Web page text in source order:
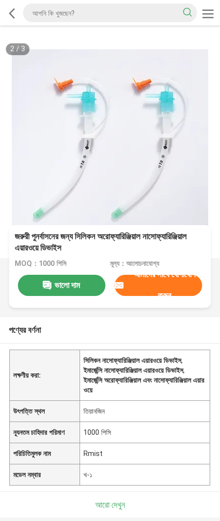
2/ 3
জরুরী পুনর্বাসনের জন্য সিলিকন অরোফ্যারিঞ্জিয়াল নাসোফ্যারিঞ্জিয়াল
এয়ারওয়ে ডিভাইস
MOQ：1000 পিসি মূল্য：আলোচনাযোগ্য
ভালো দাম
আমাদের সাথে যোগাযোগ
করুন
পণ্যের বর্ণনা
লক্ষণীয় করা:
সিলিকন নাসোফ্যারিঞ্জিয়াল এয়ারওয়ে ডিভাইস,
ইমার্জেন্সি নাসোফ্যারিঞ্জিয়াল এয়ারওয়ে ডিভাইস,
ইমার্জেন্সি অরোফ্যারিঞ্জিয়াল এবং নাসোফ্যারিঞ্জিয়াল এয়ার
ওয়ে
উৎপত্তি স্থল তিয়ানজিন
ন্যূনতম চাহিদার পরিমাণ 1000 পিসি
পরিচিতিমুলক নাম Rmist
মডেল নম্বার খ-১
আরো দেখুন